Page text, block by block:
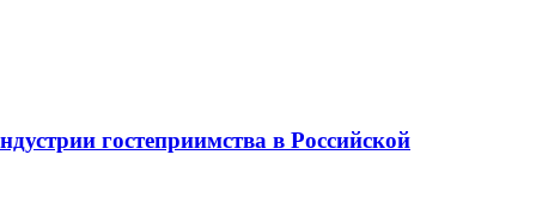
гостеприимства в Российской